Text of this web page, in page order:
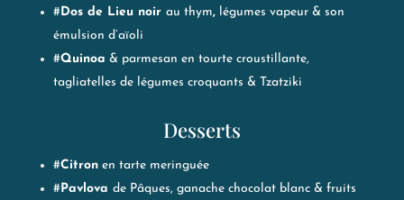
#Dos de Lieu noir au thym,légumes vapeur & son
émulsion d’aïoli
#Quinoa & parmesan en tourte croustillante,
tagliatelles de légumes croquants & Tzatziki
Desserts
#Citronen tarte meringuée
#Pavlova de Pâques, ganache chocolat blanc & fruits